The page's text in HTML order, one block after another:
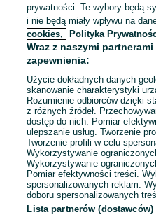
Sprzedający nie otrzymał
Kup jeden z przedmiotów
aby być jedną z pierwszych
Jak działają oceny?
prywatności. Te wybory będą
i nie będą miały wpływu na
cookies,
Polityka
Wraz z naszymi
zapewnienia:
Użycie dokładnych danych
skanowanie charakterystyki
Rozumienie odbiorców dzięki
z różnych źródeł.
dostęp do nich. Pomiar
ulepszanie usług. Tworzenie
Tworzenie profili w celu
Wykorzystywanie
Wykorzystywanie
Pomiar efektywności treści.
spersonalizowanych reklam.
doboru spersonalizowanych
Lista partnerów (dostawców)